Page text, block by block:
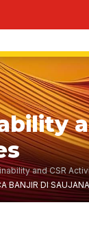
and CSR
BANJIR DI